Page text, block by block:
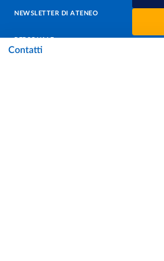
Contatti
NEWSLETTER DI ATENEO
PERSONALE